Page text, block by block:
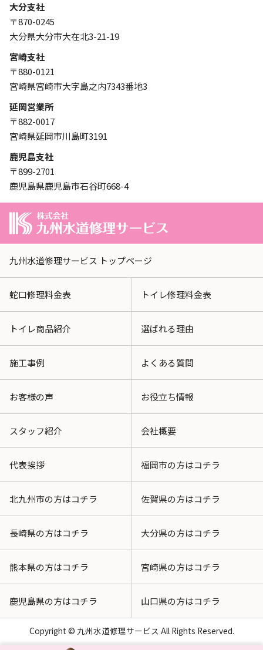
大分支社
〒870-0245
大分県大分市大在北3-21-19
宮崎支社
〒880-0121
宮崎県宮崎市大字島之内7343番地3
延岡営業所
〒882-0017
宮崎県延岡市川島町3191
鹿児島支社
〒899-2701
鹿児島県鹿児島市石谷町668-4
九州水道修理サービス トップページ
蛇口修理料金表 トイレ修理料金表
トイレ商品紹介 選ばれる理由
施工事例 よくある質問
お客様の声 お役立ち情報
スタッフ紹介 会社概要
代表挨拶 福岡市の方はコチラ
北九州市の方はコチラ 佐賀県の方はコチラ
長崎県の方はコチラ 大分県の方はコチラ
熊本県の方はコチラ 宮崎県の方はコチラ
鹿児島県の方はコチラ 山口県の方はコチラ
Copyright © 九州水道修理サービス All Rights Reserved.